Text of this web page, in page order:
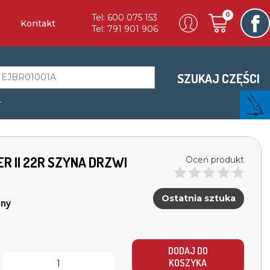
Kontakt
Tel: 600 075 153
Tel: 791 901 906
0
SZUKAJ CZĘŚCI
II 22R SZYNA DRZWI
Oceń produkt
Ostatnia sztuka
DODAJ DO
KOSZYKA